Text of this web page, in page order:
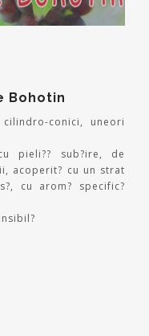
Bohotin
pieli?? sub?ire, de
acoperit? cu un strat
cu arom? specific?